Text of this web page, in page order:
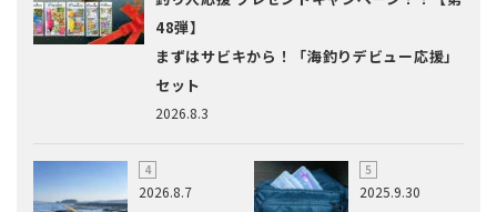
2026.8.3
48弾】
まずはサビキから！「海釣りデビュー応援」
セット
2026.8.7 2025.9.30